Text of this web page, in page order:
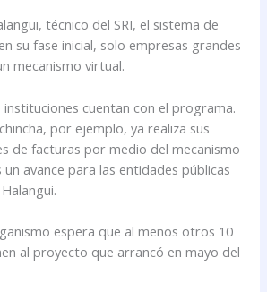
técnico del SRI, el sistema de
su fase inicial, solo empresas grandes
mecanismo virtual.
cuentan con el programa.
por ejemplo, ya realiza sus
de facturas por medio del mecanismo
avance para las entidades públicas
espera que al menos otros 10
al proyecto que arrancó en mayo del